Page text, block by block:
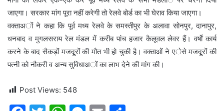
जाएगा। सरकार मांग पूरा नहीं करेगी तो रेलवे बोर्ड का भी घेराव किया जाएगा।
वक्ताअों ने कहा कि पूर्व मध्य रेलवे के समस्तीपुर के अलावा सोनपुर, दानापुर,
धनबाद व मुगलसराय रेल मंडल में करीब पांच हजार कैलूवल लेवर हैं। वर्षाें कार्य
करने के बाद सैकड़ों मजदूरों की मौत भी हो चुकी है। वक्ताओं ने एेसे मजदूरों की
पत्नी को नौकरी व अन्य सुविधाअों का लाभ देने की मांग की।
Post Views: 548